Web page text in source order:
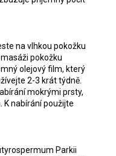
na vlhkou pokožku
pokožku
olejový film, který
2-3 krát týdně.
mokrými prsty,
K nabírání použijte
Parkii